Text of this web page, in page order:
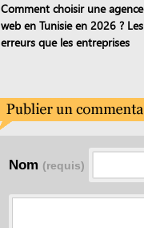
Comment choisir une agence
web en Tunisie en 2026 ? Les
erreurs que les entreprises
Nom (requis)